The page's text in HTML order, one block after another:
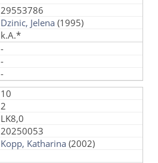
29553786
Dzinic, Jelena (1995)
k.A.*
-
-
-
10
2
LK8,0
20250053
Kopp, Katharina (2002)